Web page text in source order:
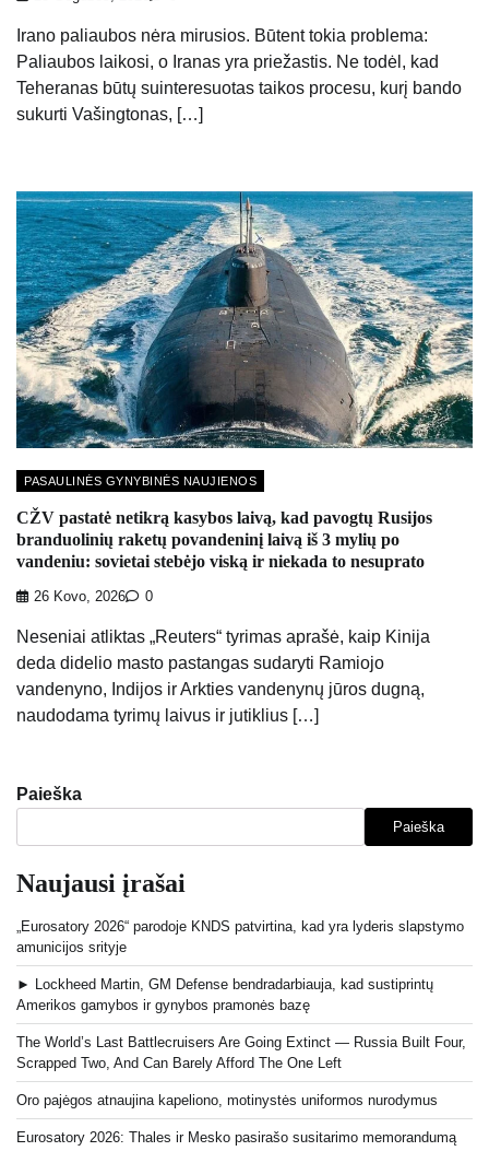
Irano paliaubos nėra mirusios. Būtent tokia problema:
Paliaubos laikosi, o Iranas yra priežastis. Ne todėl, kad
Teheranas būtų suinteresuotas taikos procesu, kurį bando
sukurti Vašingtonas, […]
PASAULINĖS GYNYBINĖS NAUJIENOS
CŽV pastatė netikrą kasybos laivą, kad pavogtų Rusijos
branduolinių raketų povandeninį laivą iš 3 mylių po
vandeniu: sovietai stebėjo viską ir niekada to nesuprato
26 Kovo, 2026 0
Neseniai atliktas „Reuters“ tyrimas aprašė, kaip Kinija
deda didelio masto pastangas sudaryti Ramiojo
vandenyno, Indijos ir Arkties vandenynų jūros dugną,
naudodama tyrimų laivus ir jutiklius […]
Paieška
Paieška
Naujausi įrašai
„Eurosatory 2026“ parodoje KNDS patvirtina, kad yra lyderis slapstymo
amunicijos srityje
► Lockheed Martin, GM Defense bendradarbiauja, kad sustiprintų
Amerikos gamybos ir gynybos pramonės bazę
The World’s Last Battlecruisers Are Going Extinct — Russia Built Four,
Scrapped Two, And Can Barely Afford The One Left
Oro pajėgos atnaujina kapeliono, motinystės uniformos nurodymus
Eurosatory 2026: Thales ir Mesko pasirašo susitarimo memorandumą